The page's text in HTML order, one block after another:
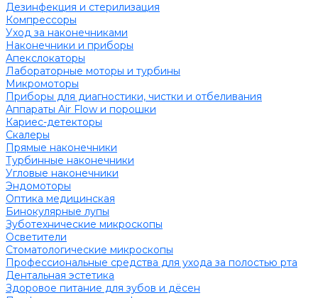
Дезинфекция и стерилизация
Компрессоры
Уход за наконечниками
Наконечники и приборы
Апекслокаторы
Лабораторные моторы и турбины
Микромоторы
Приборы для диагностики, чистки и отбеливания
Аппараты Air Flow и порошки
Кариес-детекторы
Скалеры
Прямые наконечники
Турбинные наконечники
Угловые наконечники
Эндомоторы
Оптика медицинская
Бинокулярные лупы
Зуботехнические микроскопы
Осветители
Стоматологические микроскопы
Профессиональные средства для ухода за полостью рта
Дентальная эстетика
Здоровое питание для зубов и дёсен